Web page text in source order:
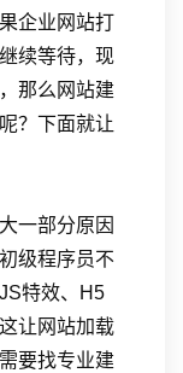
企业网站打
续等待，现
那么网站建
？下面就让
一部分原因
级程序员不
特效、H5
让网站加载
要找专业建